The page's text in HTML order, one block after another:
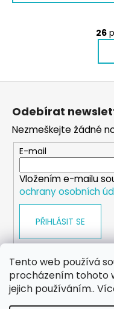
Tento web používá
procházením tohoto
jejich používáním..
26
Odebírat
Nezmeškejte žádné
E-mail
Vložením e-mailu
ochrany osobních
PŘIHLÁSIT SE
WEB